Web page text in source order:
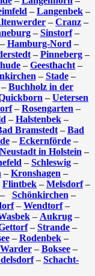
– Langenbek –
– Cranz –
– Sinstorf–
Hamburg-Nord –
– Pinneberg–
– Geesthacht –
– Stade–
– Buchholz in der
– Uetersen
– Rosengarten –
– Halstenbek–
Bramstedt – Bad
– Eckernförde–
Neustadt in Holstein –
– Schleswig –
– Kronshagen –
Flintbek – Melsdorf–
Schönkirchen –
– Wendtorf–
– Aukrug–
– Strande –
– Rodenbek–
Warder– Boksee–
– Schacht-